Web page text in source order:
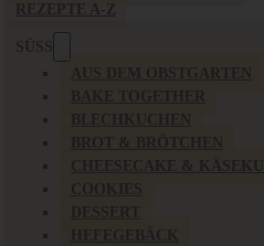
REZEPTE A-Z
SÜSS